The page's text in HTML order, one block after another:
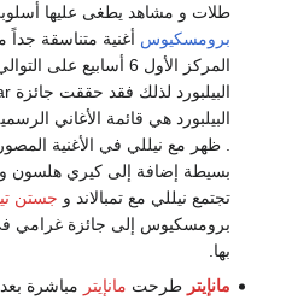
طلات و مشاهد يطغى عليها
برومسكيوس أغنية متناسقة جداً
المركز الأول 6 أسابيع على التوالي عام
البيلبورد لذلك فقد حققت جائزة Pop Single of the Year
البيلبورد هي قائمة الأغاني
. ظهر مع نيللي في الأغنية
بسيطة إضافة إلى كيري هلسون و
تجتمع نيللي مع تمبالاند و جستن
برومسكيوس إلى جائزة غرامي
بها.
مانإيتر طرحت مانإيتر مباشرة